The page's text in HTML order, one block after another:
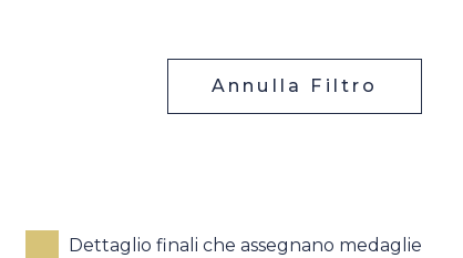
Annulla Filtro
Dettaglio finali che assegnano medaglie